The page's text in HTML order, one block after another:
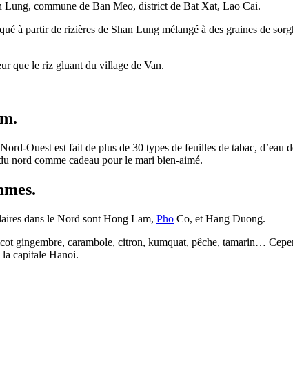
Lung, commune de Ban Meo, district de Bat Xat, Lao Cai.
à partir de rizières de Shan Lung mélangé à des graines de
que le riz gluant du village de Van.
Ouest est fait de plus de 30 types de feuilles de tabac, d’eau
nord comme cadeau pour le mari bien-aimé.
dans le Nord sont Hong Lam, Pho Co, et Hang Duong.
gingembre, carambole, citron, kumquat, pêche, tamarin…
la capitale Hanoi.